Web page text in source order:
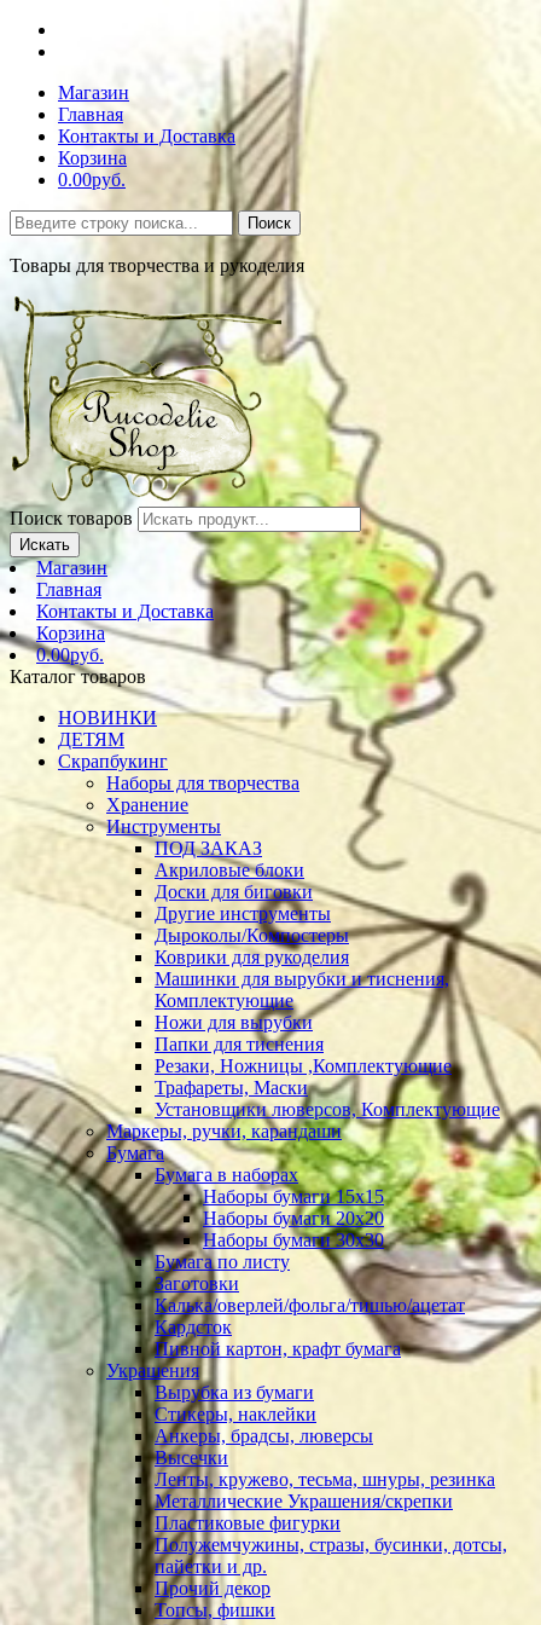
Магазин
Главная
Контакты и Доставка
Корзина
0.00руб.
Поиск
Товары для творчества и рукоделия
Поиск товаров
Искать
Магазин
Главная
Контакты и Доставка
Корзина
0.00руб.
Каталог товаров
НОВИНКИ
ДЕТЯМ
Скрапбукинг
Наборы для творчества
Хранение
Инструменты
ПОД ЗАКАЗ
Акриловые блоки
Доски для биговки
Другие инструменты
Дыроколы/Компостеры
Коврики для рукоделия
Машинки для вырубки и тиснения,
Комплектующие
Ножи для вырубки
Папки для тиснения
Резаки, Ножницы ,Комплектующие
Трафареты, Маски
Установщики люверсов, Комплектующие
Маркеры, ручки, карандаши
Бумага
Бумага в наборах
Наборы бумаги 15х15
Наборы бумаги 20х20
Наборы бумаги 30х30
Бумага по листу
Заготовки
Калька/оверлей/фольга/тишью/ацетат
Кардсток
Пивной картон, крафт бумага
Украшения
Вырубка из бумаги
Стикеры, наклейки
Анкеры, брадсы, люверсы
Высечки
Ленты, кружево, тесьма, шнуры, резинка
Металлические Украшения/скрепки
Пластиковые фигурки
Полужемчужины, стразы, бусинки, дотсы,
пайетки и др.
Прочий декор
Топсы, фишки